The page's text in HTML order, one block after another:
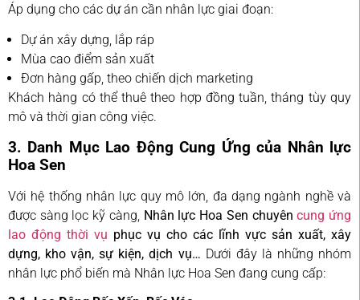
Áp dụng cho các dự án cần nhân lực giai đoạn:
Dự án xây dựng, lắp ráp
Mùa cao điểm sản xuất
Đơn hàng gấp, theo chiến dịch marketing
Khách hàng có thể thuê theo hợp đồng tuần, tháng tùy quy
mô và thời gian công việc.
3. Danh Mục Lao Động Cung Ứng của Nhân lực
Hoa Sen
Với hệ thống nhân lực quy mô lớn, đa dạng ngành nghề và
được sàng lọc kỹ càng, Nhân lực Hoa Sen chuyêncung ứng
lao động thời vụ phục vụ cho các lĩnh vực sản xuất, xây
dựng, kho vận, sự kiện, dịch vụ… Dưới đây là những nhóm
nhân lực phổ biến mà Nhân lực Hoa Sen đang cung cấp: